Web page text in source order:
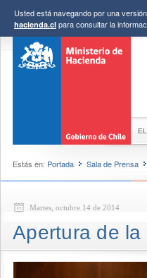
Usted está navegando por una
hacienda.cl para consultar la
Estás en: Portada Sala de Prensa
Martes, octubre 14 de 2014
Apertura de